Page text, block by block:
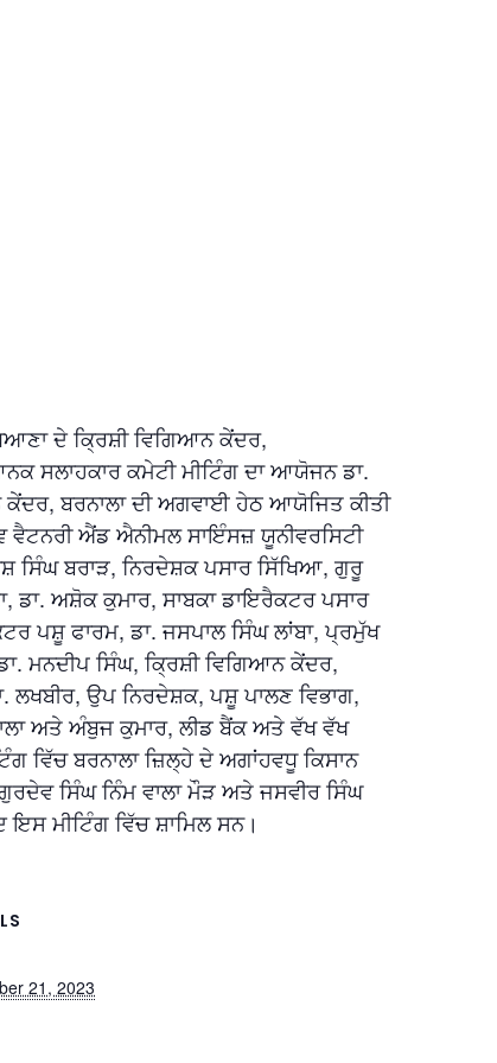
ਦੇ ਕ੍ਰਿਸ਼ੀ ਵਿਗਿਆਨ ਕੇਂਦਰ,
ਸਲਾਹਕਾਰ ਕਮੇਟੀ ਮੀਟਿੰਗ ਦਾ ਆਯੋਜਨ ਡਾ.
ਬਰਨਾਲਾ ਦੀ ਅਗਵਾਈ ਹੇਠ ਆਯੋਜਿਤ ਕੀਤੀ
ਐਂਡ ਐਨੀਮਲ ਸਾਇੰਸਜ਼ ਯੂਨੀਵਰਸਿਟੀ
ਸਿੰਘ ਬਰਾੜ, ਨਿਰਦੇਸ਼ਕ ਪਸਾਰ ਸਿੱਖਿਆ, ਗੁਰੂ
ਅਸ਼ੋਕ ਕੁਮਾਰ, ਸਾਬਕਾ ਡਾਇਰੈਕਟਰ ਪਸਾਰ
ਪਸ਼ੂ ਫਾਰਮ, ਡਾ. ਜਸਪਾਲ ਸਿੰਘ ਲਾਂਬਾ, ਪ੍ਰਮੁੱਖ
ਮਨਦੀਪ ਸਿੰਘ, ਕ੍ਰਿਸ਼ੀ ਵਿਗਿਆਨ ਕੇਂਦਰ,
ਉਪ ਨਿਰਦੇਸ਼ਕ, ਪਸ਼ੂ ਪਾਲਣ ਵਿਭਾਗ,
ਅਤੇ ਅੰਬੁਜ ਕੁਮਾਰ, ਲੀਡ ਬੈਂਕ ਅਤੇ ਵੱਖ ਵੱਖ
ਵਿੱਚ ਬਰਨਾਲਾ ਜ਼ਿਲ੍ਹੇ ਦੇ ਅਗਾਂਹਵਧੂ ਕਿਸਾਨ
ਸਿੰਘ ਨਿੰਮ ਵਾਲਾ ਮੌੜ ਅਤੇ ਜਸਵੀਰ ਸਿੰਘ
ਮੀਟਿੰਗ ਵਿੱਚ ਸ਼ਾਮਿਲ ਸਨ।
21, 2023